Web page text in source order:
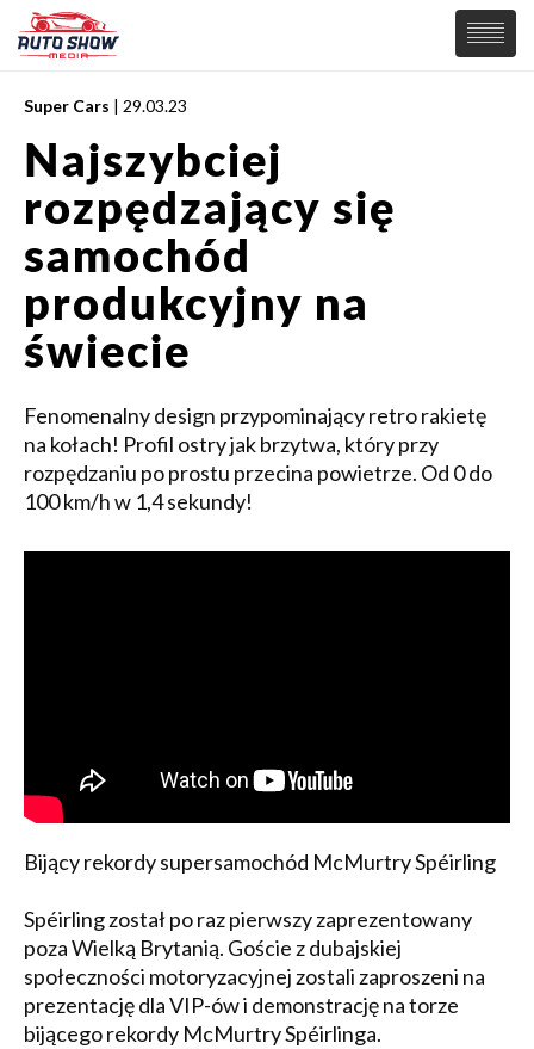
PREMIERY
SAMOCHODY
Wiadomości
Supersamochody
Samochody Koncepcyjne
Tuning
Elektryczne
MOTORSPORT
Super Cars | 29.03.23
Najszybciej
rozpędzający się
samochód
produkcyjny na
świecie
Fenomenalny design przypominający retro rakietę
na kołach! Profil ostry jak brzytwa, który przy
rozpędzaniu po prostu przecina powietrze. Od 0 do
100 km/h w 1,4 sekundy!
Bijący rekordy supersamochód McMurtry Spéirling
Spéirling został po raz pierwszy zaprezentowany
poza Wielką Brytanią. Goście z dubajskiej
społeczności motoryzacyjnej zostali zaproszeni na
prezentację dla VIP-ów i demonstrację na torze
bijącego rekordy McMurtry Spéirlinga.